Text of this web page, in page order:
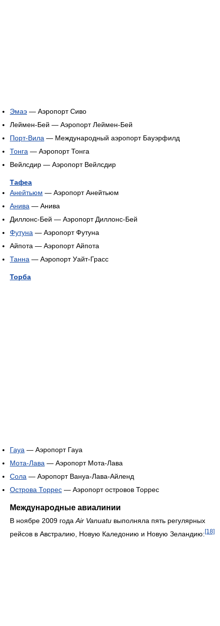
Эмаэ — Аэропорт Сиво
Леймен-Бей — Аэропорт Леймен-Бей
Порт-Вила — Международный аэропорт Бауэрфилд
Тонга — Аэропорт Тонга
Вейлсдир — Аэропорт Вейлсдир
Тафеа
Анейтьюм — Аэропорт Анейтьюм
Анива — Анива
Диллонс-Бей — Аэропорт Диллонс-Бей
Футуна — Аэропорт Футуна
Айпота — Аэропорт Айпота
Танна — Аэропорт Уайт-Грасс
Торба
Гауа — Аэропорт Гауа
Мота-Лава — Аэропорт Мота-Лава
Сола — Аэропорт Вануа-Лава-Айленд
Острова Торрес — Аэропорт островов Торрес
Международные авиалинии
В ноябре 2009 года Air Vanuatu выполняла пять регулярных
рейсов в Австралию, Новую Каледонию и Новую Зеландию:[18]